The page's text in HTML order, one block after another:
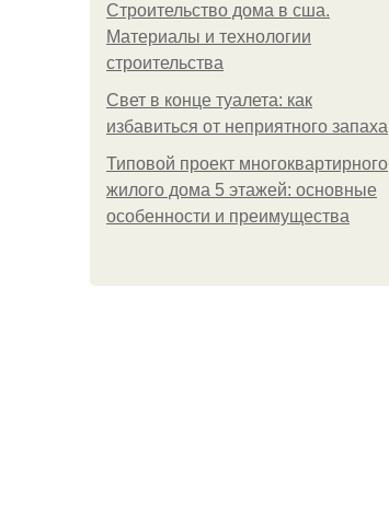
Строительство дома в сша.
Материалы и технологии
строительства
Свет в конце туалета: как
избавиться от неприятного запаха
Типовой проект многоквартирного
жилого дома 5 этажей: основные
особенности и преимущества